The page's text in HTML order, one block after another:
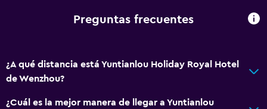
Preguntas frecuentes
¿A qué distancia está Yuntianlou Holiday Royal Hotel
de Wenzhou?
¿Cuál es la mejor manera de llegar a Yuntianlou